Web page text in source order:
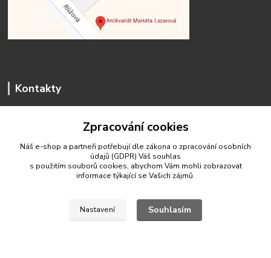
Kontakty
antikvariat.marketa.lazarova@gmail.com
Zpracování cookies
Náš e-shop a partneři potřebují dle zákona o zpracování osobních
údajů (GDPR) Váš souhlas
s použitím souborů cookies, abychom Vám mohli zobrazovat
informace týkající se Vašich zájmů.
Nastavení Souhlasím